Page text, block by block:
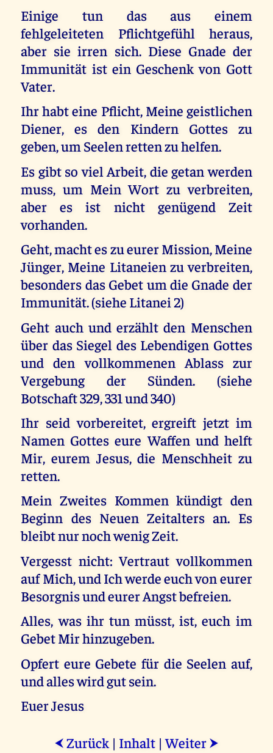
Einige tun das aus einem
fehlgeleiteten Pflichtgefühl heraus,
aber sie irren sich. Diese Gnade der
Immunität ist ein Geschenk von Gott
Vater.
Ihr habt eine Pflicht, Meine geistlichen
Diener, es den Kindern Gottes zu
geben, um Seelen retten zu helfen.
Es gibt so viel Arbeit, die getan werden
muss, um Mein Wort zu verbreiten,
aber es ist nicht genügend Zeit
vorhanden.
Geht, macht es zu eurer Mission, Meine
Jünger, Meine Litaneien zu verbreiten,
besonders das Gebet um die Gnade der
Immunität. (siehe Litanei 2)
Geht auch und erzählt den Menschen
über das Siegel des Lebendigen Gottes
und den vollkommenen Ablass zur
Vergebung der Sünden. (siehe
Botschaft 329, 331 und 340)
Ihr seid vorbereitet, ergreift jetzt im
Namen Gottes eure Waffen und helft
Mir, eurem Jesus, die Menschheit zu
retten.
Mein Zweites Kommen kündigt den
Beginn des Neuen Zeitalters an. Es
bleibt nur noch wenig Zeit.
Vergesst nicht: Vertraut vollkommen
auf Mich, und Ich werde euch von eurer
Besorgnis und eurer Angst befreien.
Alles, was ihr tun müsst, ist, euch im
Gebet Mir hinzugeben.
Opfert eure Gebete für die Seelen auf,
und alles wird gut sein.
Euer Jesus
⮜ Zurück | Inhalt |Weiter ⮞